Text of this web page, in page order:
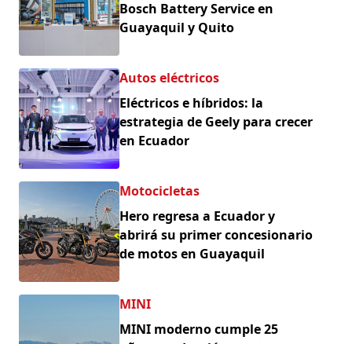
Bosch Battery Service en
Guayaquil y Quito
Autos eléctricos
Eléctricos e híbridos: la
estrategia de Geely para crecer
en Ecuador
Motocicletas
Hero regresa a Ecuador y
abrirá su primer concesionario
de motos en Guayaquil
MINI
MINI moderno cumple 25